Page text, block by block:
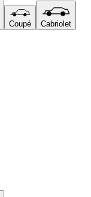
Coupé Cabriolet